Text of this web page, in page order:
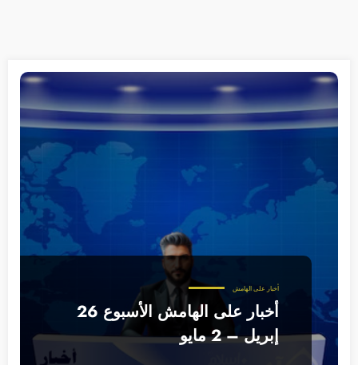
أخبار على الهامش
أخبار على الهامش الأسبوع 26
إبريل – 2 مايو